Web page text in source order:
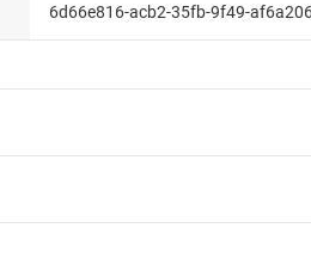
6d66e816-acb2-35fb-9f49-
保護法第19條第1項後段暨通訊交